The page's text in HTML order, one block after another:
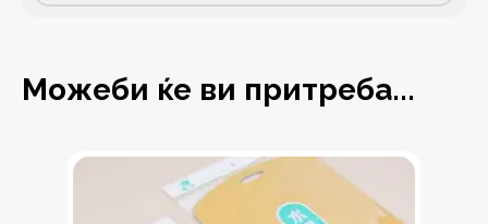
Можеби ќе ви притреба...